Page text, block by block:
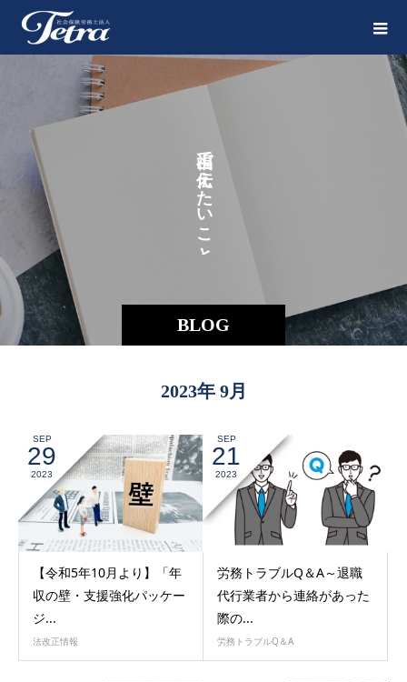
BLOG
で
え
た
い
こ
と
そ
2023年 9月
SEP
29
2023
【令和5年10月より】「年
収の壁・支援強化パッケー
ジ...
法改正情報
SEP
21
2023
労務トラブルQ＆A～退職
代行業者から連絡があった
際の...
労務トラブルQ＆A